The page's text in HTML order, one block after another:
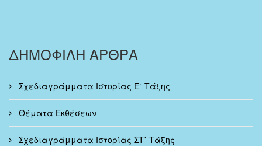
ΔΗΜΟΦΙΛΗ ΑΡΘΡΑ
Σχεδιαγράμματα Ιστορίας Ε΄ Τάξης
Θέματα Εκθέσεων
Σχεδιαγράμματα Ιστορίας ΣΤ΄ Τάξης